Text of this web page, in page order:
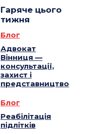
Гаряче цього
тижня
Блог
Адвокат
Вінниця —
консультації,
захист і
представництво
Блог
Реабілітація
підлітків